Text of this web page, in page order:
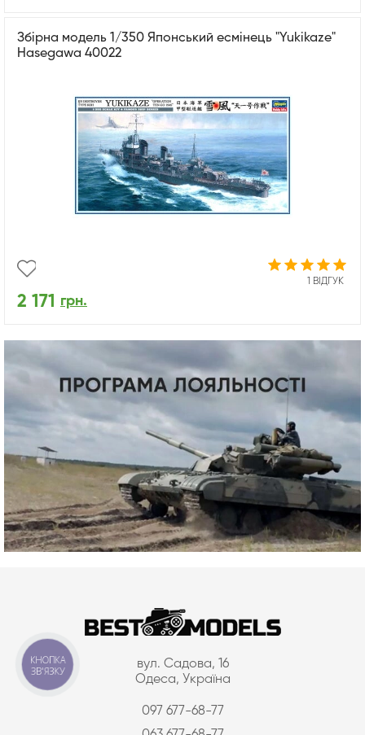
Збірна модель 1/350 Японський есмінець "Yukikaze"
Hasegawa 40022
1 ВІДГУК
2 171 грн.
вул. Садова, 16
Одеса, Україна
097 677-68-77
КНОПКА
ЗВ'ЯЗКУ